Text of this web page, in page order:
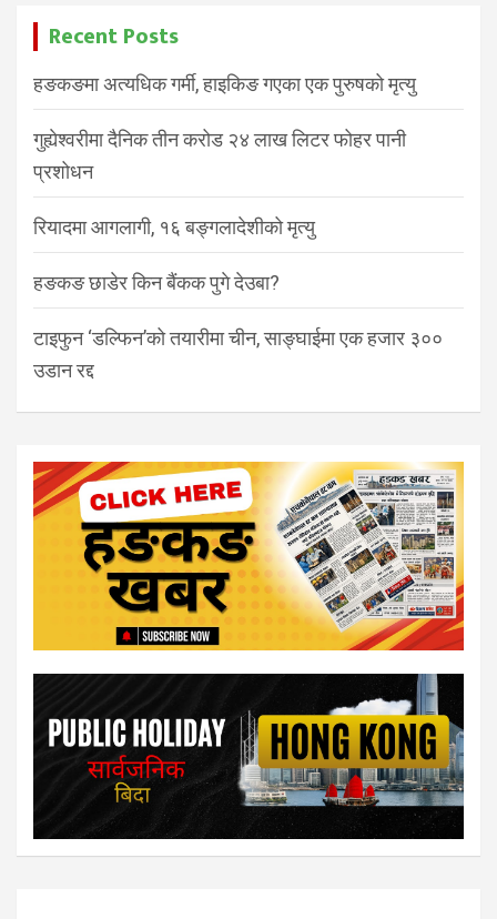
Recent Posts
हङकङमा अत्यधिक गर्मी, हाइकिङ गएका एक पुरुषको मृत्यु
गुह्येश्वरीमा दैनिक तीन करोड २४ लाख लिटर फोहर पानी
प्रशोधन
रियादमा आगलागी, १६ बङ्गलादेशीको मृत्यु
हङकङ छाडेर किन बैंकक पुगे देउबा?
टाइफुन ‘डल्फिन’को तयारीमा चीन, साङ्घाईमा एक हजार ३००
उडान रद्द